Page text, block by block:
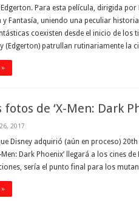
Edgerton. Para esta película, dirigida
y Fantasía, uniendo una peculiar
coexisten desde el inicio de los
(Edgerton) patrullan rutinariamente la
fotos de ‘X-Men: Dark
2017
Disney adquirió (aún en proceso)
Men: Dark Phoenix’ llegará a los cines
sería el punto final para los